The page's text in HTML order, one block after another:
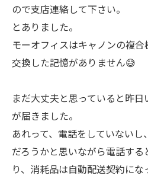
ので支店連絡して下さい。
とありました。
モーオフィスはキャノンの複合
交換した記憶がありません😅
まだ大丈夫と思っていると昨日
が届きました。
あれって、電話をしていない
だろうかと思いながら電話す
り、消耗品は自動配送契約に